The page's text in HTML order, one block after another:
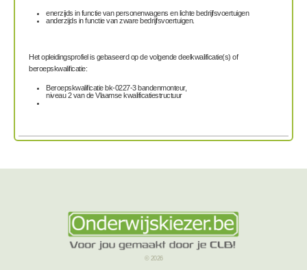
enerzijds in functie van personenwagens en lichte bedrijfsvoertuigen
anderzijds in functie van zware bedrijfsvoertuigen.
Het opleidingsprofiel is gebaseerd op de volgende deelkwalificatie(s) of
beroepskwalificatie:
Beroepskwalificatie bk-0227-3 bandenmonteur,
niveau 2 van de Vlaamse kwalificatiestructuur
© 2026